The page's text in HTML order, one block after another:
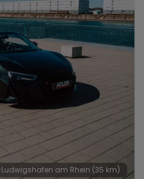
Ludwigshafen am Rhein (35 km)